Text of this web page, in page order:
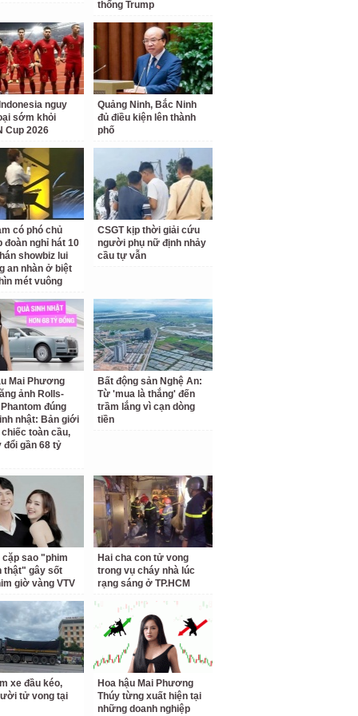
thống Trump
nguy
sớm khỏi
Cup 2026
Quảng Ninh, Bắc Ninh
đủ điều kiện lên thành
phố
có phó chủ
đoàn nghỉ hát 10
showbiz lui
an nhàn ở biệt
mét vuông
CSGT kịp thời giải cứu
người phụ nữ định nhảy
cầu tự vẫn
Mai Phương
ảnh Rolls-
đúng
nhật: Bản giới
chiếc toàn cầu,
đổi gần 68 tỷ
Bất động sản Nghệ An:
Từ 'mua là thắng' đến
trầm lắng vì cạn dòng
tiền
sao "phim
thật" gây sốt
giờ vàng VTV
Hai cha con tử vong
trong vụ cháy nhà lúc
rạng sáng ở TP.HCM
xe đầu kéo,
tử vong tại
Hoa hậu Mai Phương
Thúy từng xuất hiện tại
những doanh nghiệp